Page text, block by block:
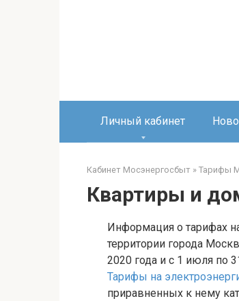
Личный кабинет
Кабинет Мосэнергосбыт » Тарифы
Квартиры и
Информация о тарифах
территории города
2020 года и с 1 июля по
Тарифы на
приравненных к нему